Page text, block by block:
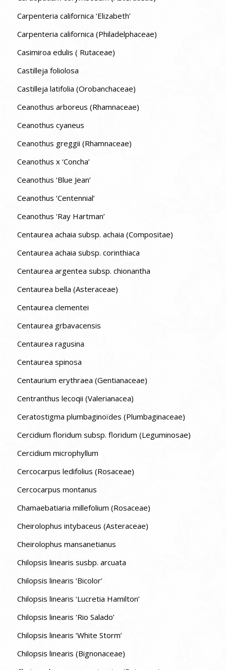
Carpenteria californica ‘Elizabeth’
Carpenteria californica (Philadelphaceae)
Casimiroa edulis ( Rutaceae)
Castilleja foliolosa
Castilleja latifolia (Orobanchaceae)
Ceanothus arboreus (Rhamnaceae)
Ceanothus cyaneus
Ceanothus greggii (Rhamnaceae)
Ceanothus x ‘Concha’
Ceanothus ‘Blue Jean’
Ceanothus ‘Centennial’
Ceanothus ‘Ray Hartman’
Centaurea achaia subsp. achaia (Compositae)
Centaurea achaia subsp. corinthiaca
Centaurea argentea subsp. chionantha
Centaurea bella (Asteraceae)
Centaurea clementei
Centaurea grbavacensis
Centaurea ragusina
Centaurea spinosa
Centaurium erythraea (Gentianaceae)
Centranthus lecoqii (Valerianacea)
Ceratostigma plumbaginoïdes (Plumbaginaceae)
Cercidium floridum subsp. floridum (Leguminosae)
Cercidium microphyllum
Cercocarpus ledifolius (Rosaceae)
Cercocarpus montanus
Chamaebatiaria millefolium (Rosaceae)
Cheirolophus intybaceus (Asteraceae)
Cheirolophus mansanetianus
Chilopsis linearis susbp. arcuata
Chilopsis linearis ‘Bicolor’
Chilopsis linearis ‘Lucretia Hamilton’
Chilopsis linearis ‘Rio Salado’
Chilopsis linearis ‘White Storm’
Chilopsis linearis (Bignonaceae)